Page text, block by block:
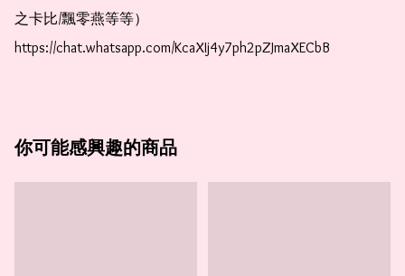
之卡比/飄零燕等等）
https://chat.whatsapp.com/KcaXIj4y7ph2pZJmaXECbB
你可能感興趣的商品